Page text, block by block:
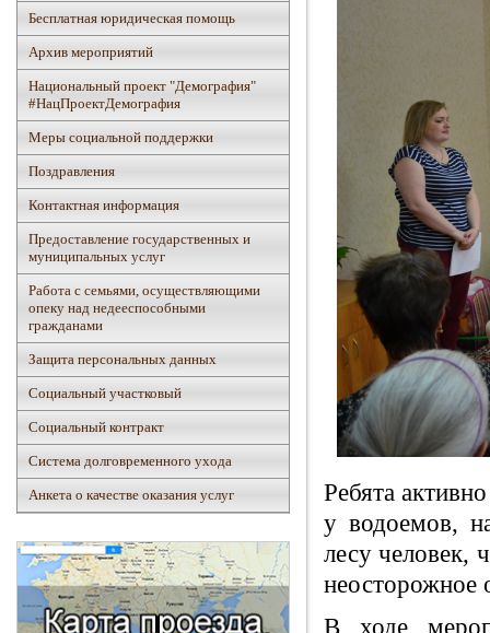
Бесплатная юридическая помощь
Архив мероприятий
Национальный проект "Демография"
#НацПроектДемография
Mеры социальной поддержки
Поздравления
Контактная информация
Предоставление государственных и
муниципальных услуг
Работа с семьями, осуществляющими
опеку над недееспособными
гражданами
Защита персональных данных
Социальный участковый
Социальный контракт
Система долговременного ухода
Анкета о качестве оказания услуг
Ребята
у водоемов,
лесу человек,
неосторожное
В ходе